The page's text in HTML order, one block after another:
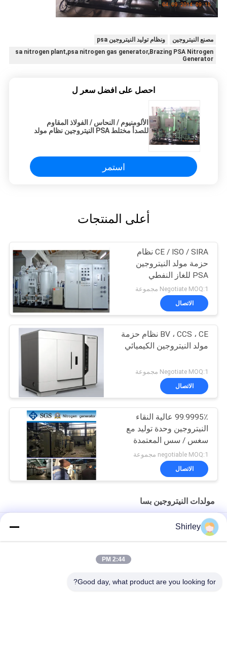
مصنع النيتروجين
ونظام توليد النيتروجين psa
sa nitrogen plant,psa nitrogen gas generator,Brazing PSA Nitrogen
Generator
احصل على افضل سعر ل
الألومنيوم / النحاس / الفولاذ المقاوم
للصدأ مختلط PSA النيتروجين نظام مولد
استمر
أعلى المنتجات
CE / ISO / SIRA نظام
حزمة مولد النيتروجين
PSA للغاز النفطي
Negotiate MOQ:1 مجموعة
الاتصال
BV ، CCS ، CE نظام حزمة
مولد النيتروجين الكيميائي
Negotiate MOQ:1 مجموعة
الاتصال
99.9995٪ عالية النقاء
النيتروجين وحدة توليد مع
سغس / سس المعتمدة
negotiable MOQ:1 مجموعة
الاتصال
مولدات النيتروجين بسا
النقاء وتوفير 90% من التكاليف
Shirley
2:44 PM
Good day, what product are you looking for?